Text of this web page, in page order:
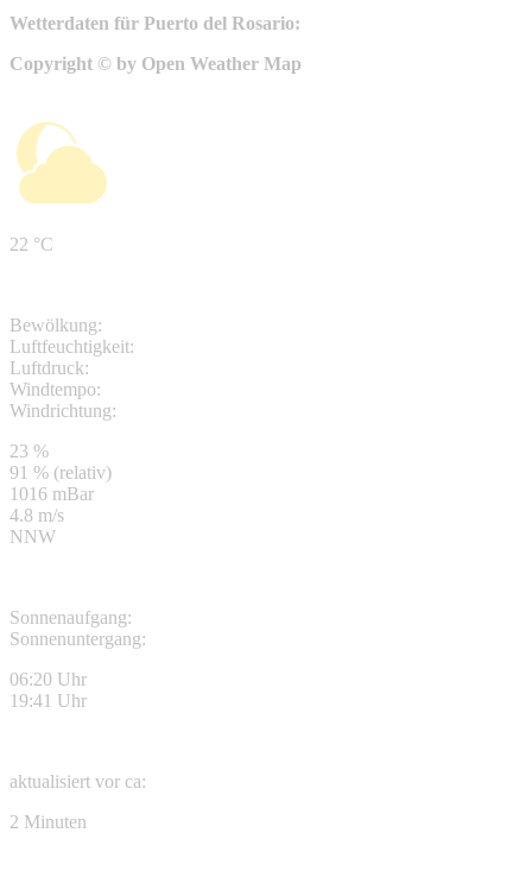
Wetterdaten für Puerto del Rosario:
Copyright © by Open Weather Map
22 °C
Bewölkung:
Luftfeuchtigkeit:
Luftdruck:
Windtempo:
Windrichtung:
23 %
91 % (relativ)
1016 mBar
4.8 m/s
NNW
Sonnenaufgang:
Sonnenuntergang:
06:20 Uhr
19:41 Uhr
aktualisiert vor ca:
2 Minuten